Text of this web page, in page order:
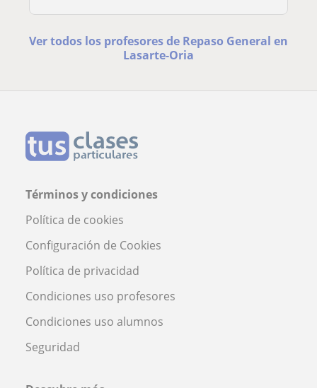
Ver todos los profesores de Repaso General en
Lasarte-Oria
Términos y condiciones
Política de cookies
Configuración de Cookies
Política de privacidad
Condiciones uso profesores
Condiciones uso alumnos
Seguridad